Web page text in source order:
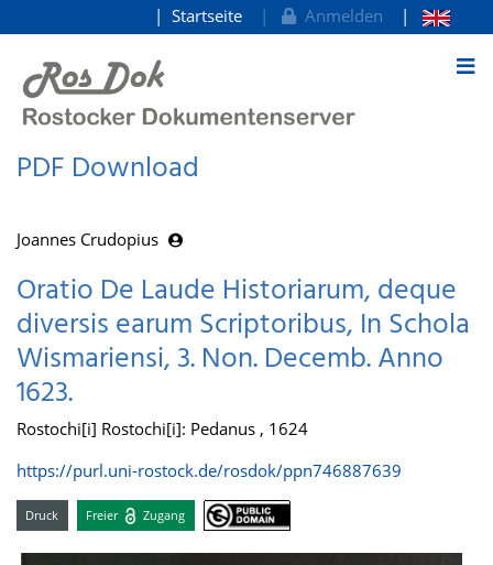
zum Inhalt
Startseite Anmelden
PDF Download
Joannes Crudopius
Oratio De Laude Historiarum, deque
diversis earum Scriptoribus, In Schola
Wismariensi, 3. Non. Decemb. Anno
1623.
Rostochi[i] Rostochi[i]: Pedanus , 1624
https://purl.uni-rostock.de/rosdok/ppn746887639
Druck Freier Zugang